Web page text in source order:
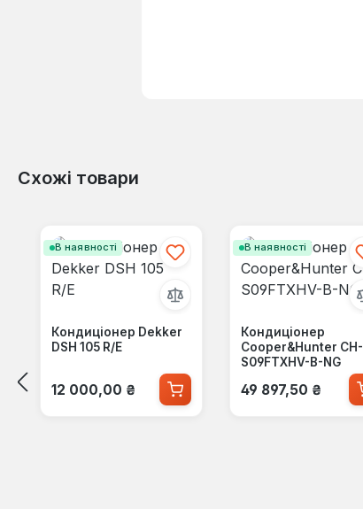
Схожі товари
В наявності
Кондиціонер Dekker
DSH 105 R/E
Звичайна ціна:
12 000,00 ₴
В наявності
Кондиціонер
Cooper&Hunter CH-
S09FTXHV-B-NG
Звичайна ціна:
49 897,50 ₴